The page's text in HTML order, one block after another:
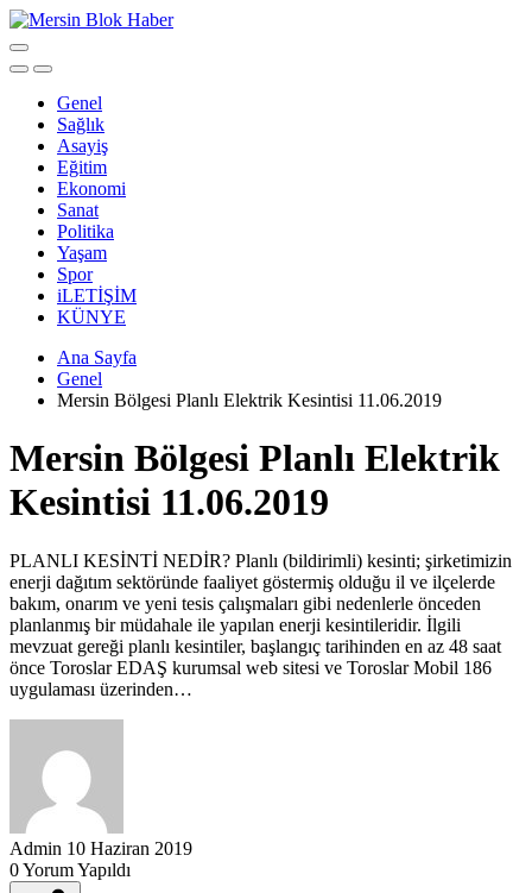
Genel
Sağlık
Asayiş
Eğitim
Ekonomi
Sanat
Politika
Yaşam
Spor
iLETİŞİM
KÜNYE
Ana Sayfa
Genel
Mersin Bölgesi Planlı Elektrik Kesintisi 11.06.2019
Mersin Bölgesi Planlı Elektrik
Kesintisi 11.06.2019
PLA​NLI KESİNTİ NEDİR?​​ Planlı (bildirimli) kesinti; şirketimizin
enerji dağıtım sektöründe faaliyet göstermiş olduğu il ve ilçelerde
bakım, onarım ve yeni tesis çalışmaları gibi nedenlerle önceden
planlanmış bir müdahale ile yapılan enerji kesintileridir. İlgili
mevzuat gereği planlı kesintiler, başlangıç tarihinden en az 48 saat
önce Toroslar EDAŞ kurumsal web sitesi ve Toroslar Mobil 186
uygulaması üzerinden…
Admin 10 Haziran 2019
0 Yorum Yapıldı